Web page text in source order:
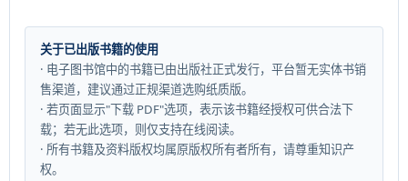
关于已出版书籍的使用
· 电子图书馆中的书籍已由出版社正式发行，平台暂无实体书销
售渠道，建议通过正规渠道选购纸质版。
· 若页面显示"下载 PDF"选项，表示该书籍经授权可供合法下
载；若无此选项，则仅支持在线阅读。
· 所有书籍及资料版权均属原版权所有者所有，请尊重知识产
权。